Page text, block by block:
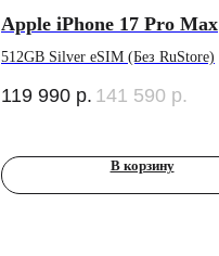
Apple iPhone 17 Pro Max
512GB Silver eSIM (Без RuStore)
119 990 р. 141 590 р.
В корзину